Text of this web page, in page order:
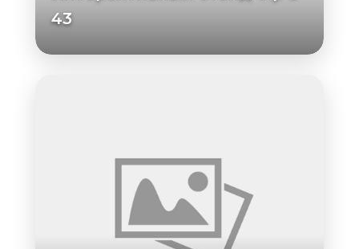
43